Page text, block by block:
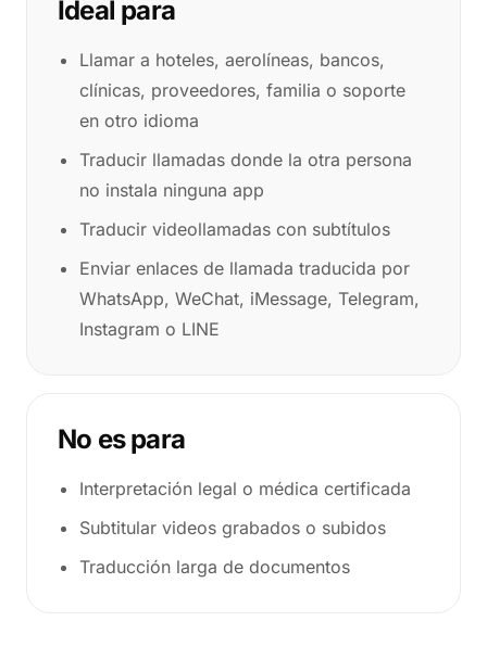
Ideal para
Llamar a hoteles, aerolíneas, bancos,
clínicas, proveedores, familia o soporte
en otro idioma
Traducir llamadas donde la otra persona
no instala ninguna app
Traducir videollamadas con subtítulos
Enviar enlaces de llamada traducida por
WhatsApp, WeChat, iMessage, Telegram,
Instagram o LINE
No es para
Interpretación legal o médica certificada
Subtitular videos grabados o subidos
Traducción larga de documentos